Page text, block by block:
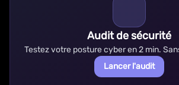
Audit de sécurité
Testez votre posture cyber en 2 min.
Lancer l'audit